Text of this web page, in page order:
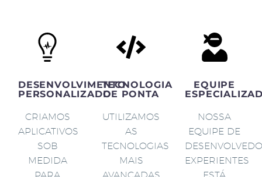
DESENVOLVIMENTO
PERSONALIZADO
CRIAMOS
APLICATIVOS
SOB
MEDIDA
TECNOLOGIA
DE PONTA
UTILIZAMOS
AS
TECNOLOGIAS
MAIS
EQUIPE
NOSSA
EQUIPE DE
EXPERIENTES